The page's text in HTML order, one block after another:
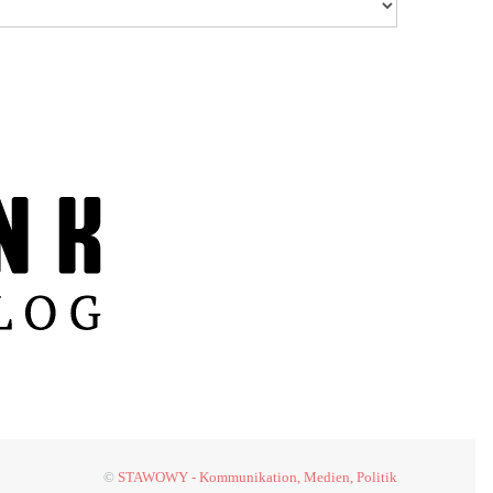
© STAWOWY - Kommunikation, Medien, Politik